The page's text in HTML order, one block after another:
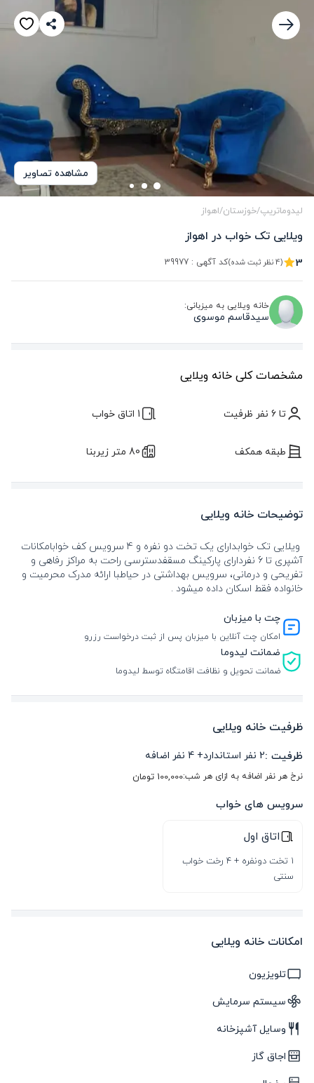
مشاهده تصاویر
لیدوماتریپ/خوزستان/اهواز
ویلایی تک خواب در اهواز
3 (4 نظر ثبت شده) کد آگهی : 39977
خانه ویلایی به میزبانی:
سیدقاسم موسوی
مشخصات کلی خانه ویلایی
تا 6 نفر ظرفیت 1 اتاق خواب
طبقه همکف 80 متر زیربنا
توضیحات خانه ویلایی
ویلایی تک خوابدارای یک تخت دو نفره و 4 سرویس کف خوابامکانات
آشپری تا 6 نفردارای پارکینگ مسقفدسترسی راحت به مراکز رفاهی و
تفریحی و درمانی، سرویس بهداشتی در حیاطبا ارائه مدرک محرمیت و
خانواده فقط اسکان داده میشود .
چت با میزبان
امکان چت آنلاین با میزبان پس از ثبت درخواست رزرو
ضمانت لیدوما
ضمانت تحویل و نظافت اقامتگاه توسط لیدوما
ظرفیت خانه ویلایی
ظرفیت :2 نفر استاندارد+
4 نفر اضافه
نرخ هر نفر اضافه به ازای هر شب:100,000 تومان
سرویس های خواب
اتاق اول
1 تخت دونفره + 4 رخت خواب
سنتی
امکانات خانه ویلایی
تلویزیون
سیستم سرمایش
وسایل آشپزخانه
اجاق گاز